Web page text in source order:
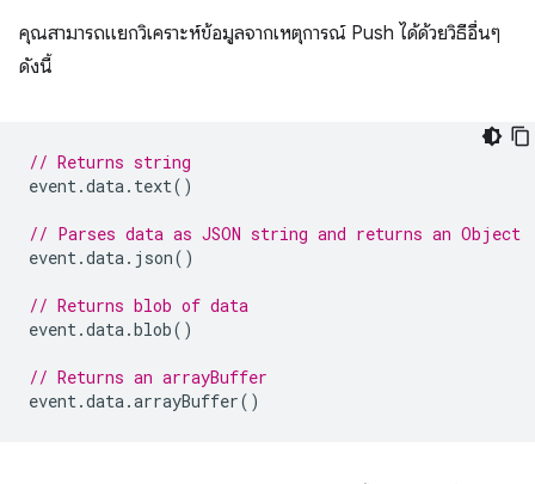
คุณสามารถแยกวิเคราะห์ข้อมูลจากเหตุการณ์ Push ได้ด้วยวิธีอื่นๆ
ดังนี้
// Returns string
event.data. text()
// Parses data as JSON string and returns an Object
event.data. json()
// Returns blob of data
event.data.blob()
// Returns an arrayBuffer
event.data.arrayBuffer()